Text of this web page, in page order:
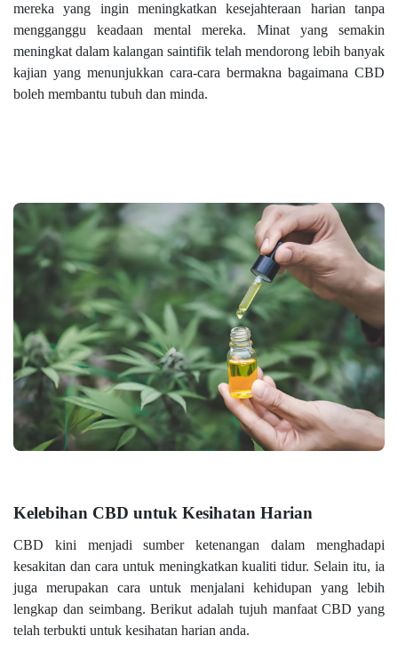
mereka yang ingin meningkatkan kesejahteraan harian tanpa
mengganggu keadaan mental mereka. Minat yang semakin
meningkat dalam kalangan saintifik telah mendorong lebih banyak
kajian yang menunjukkan cara-cara bermakna bagaimana CBD
boleh membantu tubuh dan minda.
Kelebihan CBD untuk Kesihatan Harian
CBD kini menjadi sumber ketenangan dalam menghadapi
kesakitan dan cara untuk meningkatkan kualiti tidur. Selain itu, ia
juga merupakan cara untuk menjalani kehidupan yang lebih
lengkap dan seimbang. Berikut adalah tujuh manfaat CBD yang
telah terbukti untuk kesihatan harian anda.